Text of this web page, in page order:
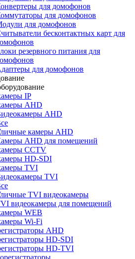
для домофонов
для домофонов
для домофонов
бесконтактных карт для
резервного питания для
для домофонов
IP
AHD
AHD
камеры AHD
AHD для помещений
CCTV
HD-SDI
TVI
TVI
TVI видеокамеры
видеокамеры для помещений
WEB
Wi-Fi
AHD
HD-SDI
HD-TVI